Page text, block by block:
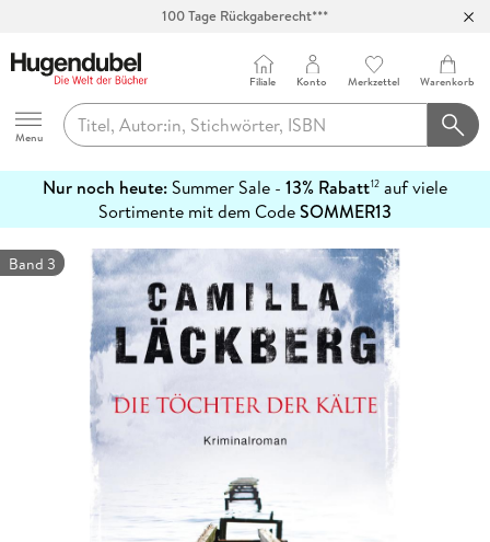
Abholung in über 100 Filialen
Hugendubel
Menu
Filiale Konto Merkzettel Warenkorb
Nur noch heute: Summer Sale - 13% Rabatt12 auf viele
Sortimente mit dem CodeSOMMER13
erfahren
Band 3